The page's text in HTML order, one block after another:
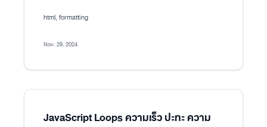
html, formatting
Nov. 29, 2024
JavaScript Loops ความเร็ว ปะทะ ความ